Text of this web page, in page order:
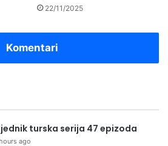
22/11/2025
Komentari
turska serija 47 epizoda
ago